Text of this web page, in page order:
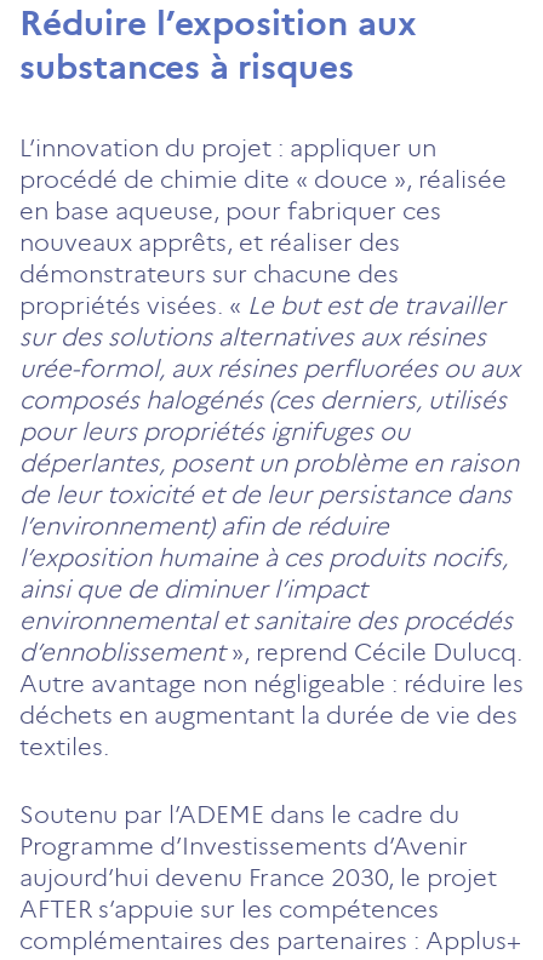
Réduire l’exposition aux
substances à risques
L’innovation du projet : appliquer un
procédé de chimie dite « douce », réalisée
en base aqueuse, pour fabriquer ces
nouveaux apprêts, et réaliser des
démonstrateurs sur chacune des
propriétés visées. « Le but est de travailler
sur des solutions alternatives aux résines
urée-formol, aux résines perfluorées ou aux
composés halogénés (ces derniers, utilisés
pour leurs propriétés ignifuges ou
déperlantes, posent un problème en raison
de leur toxicité et de leur persistance dans
l’environnement) afin de réduire
l’exposition humaine à ces produits nocifs,
ainsi que de diminuer l’impact
environnemental et sanitaire des procédés
d’ennoblissement», reprend Cécile Dulucq.
Autre avantage non négligeable : réduire les
déchets en augmentant la durée de vie des
textiles.
Soutenu par l’ADEME dans le cadre du
Programme d’Investissements d’Avenir
aujourd’hui devenu France 2030, le projet
AFTER s’appuie sur les compétences
complémentaires des partenaires : Applus+